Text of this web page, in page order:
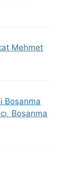
Mehmet
Boşanma
Boşanma